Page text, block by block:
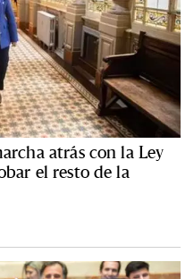
atrás con la Ley
el resto de la